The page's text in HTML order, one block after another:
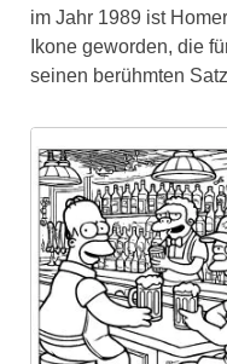
im Jahr 1989 ist
Ikone geworden, die
seinen berühmten